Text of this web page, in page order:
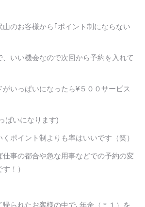
山のお客様から｢ポイント制にならない
、いい機会なので次回から予約を入れて
いっぱいになったら¥５００サービス
ぱいになります)
ポイント制よりも率はいいです（笑）
仕事の都合や急な用事などでの予約の変
！）
帰られたお客様の中で､年金（＊１）を